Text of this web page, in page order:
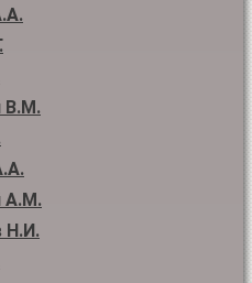
В.М.
А.М.
Н.И.